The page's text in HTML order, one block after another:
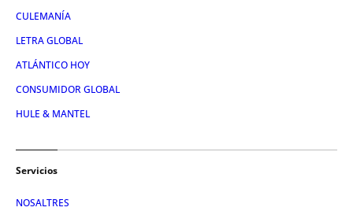
CULEMANÍA
LETRA GLOBAL
ATLÁNTICO HOY
CONSUMIDOR GLOBAL
HULE & MANTEL
Servicios
NOSALTRES